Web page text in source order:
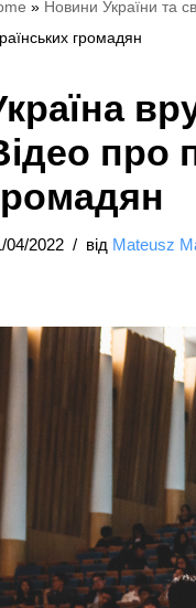
» Hовини України та
громадян
про
04/2022 від Mateusz